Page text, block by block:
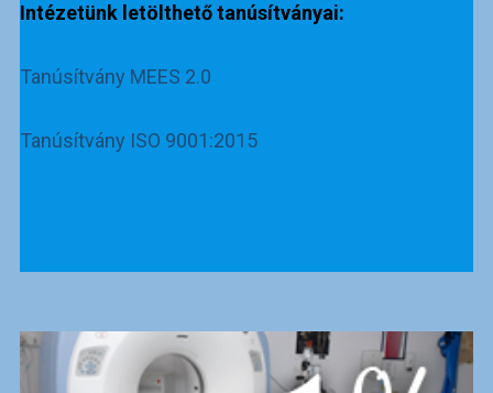
Intézetünk letölthető tanúsítványai:
Tanúsítvány MEES 2.0
Tanúsítvány ISO 9001:2015